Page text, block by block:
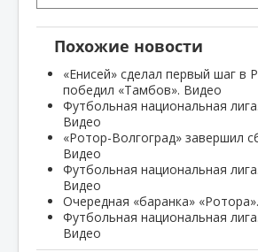
Похожие новости
«Енисей» сделал первый шаг в
победил «Тамбов». Видео
Футбольная национальная
Видео
«Ротор-Волгоград» завершил
Видео
Футбольная национальная
Видео
Очередная «баранка»
Футбольная национальная
Видео